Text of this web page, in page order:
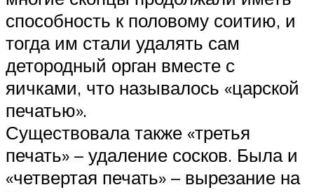
способность к половому соитию, и
тогда им стали удалять сам
детородный орган вместе с
яичками, что называлось «царской
печатью».
Существовала также «третья
печать» – удаление сосков. Была и
«четвертая печать» – вырезание на